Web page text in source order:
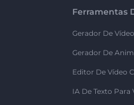
Ferramentas
Gerador De
Gerador De
Editor De Vídeo
IA De Texto Para